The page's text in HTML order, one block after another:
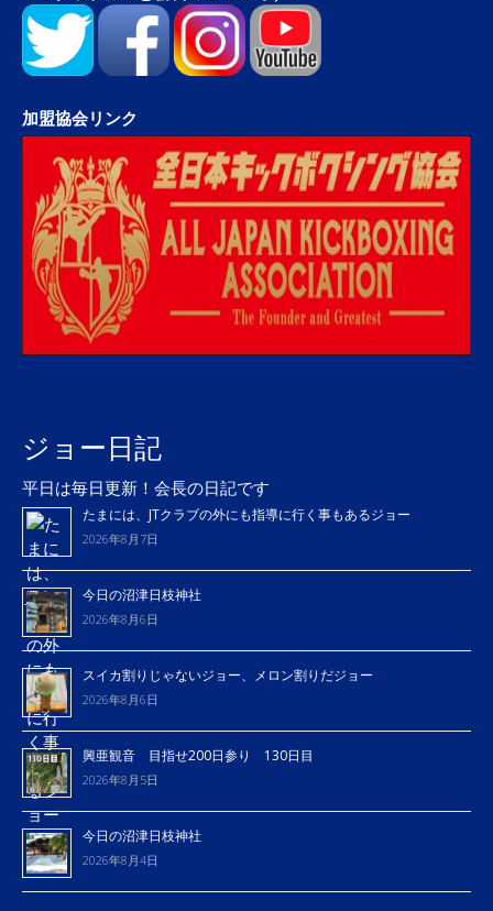
加盟協会リンク
ジョー日記
平日は毎日更新！会長の日記です
たまには、JTクラブの外にも指導に行く事もあるジョー
2026年8月7日
今日の沼津日枝神社
2026年8月6日
スイカ割りじゃないジョー、メロン割りだジョー
2026年8月6日
興亜観音 目指せ200日参り 130日目
2026年8月5日
今日の沼津日枝神社
2026年8月4日